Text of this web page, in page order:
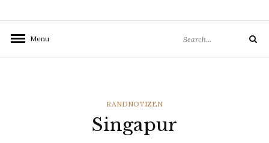
Menu
for:
Search
CATEGORIES
RANDNOTIZEN
Singapur